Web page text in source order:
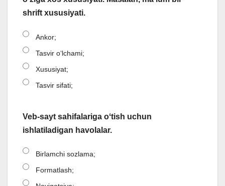
shrift xususiyati.
Ankor;
Tasvir oʻlchami;
Xususiyat;
Tasvir sifati;
Veb-sayt sahifalariga oʻtish uchun
ishlatiladigan havolalar.
Birlamchi sozlama;
Formatlash;